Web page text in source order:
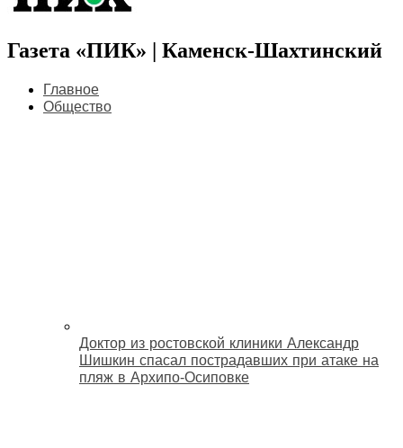
Газета «ПИК» | Каменск-Шахтинский
Главное
Общество
Доктор из ростовской клиники Александр
Шишкин спасал пострадавших при атаке на
пляж в Архипо‑Осиповке